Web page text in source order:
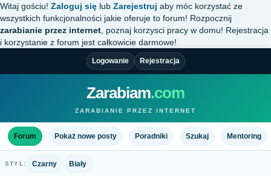
Witaj gościu! Zaloguj się lub Zarejestruj aby móc korzystać ze
wszystkich funkcjonalności jakie oferuje to forum! Rozpocznij
zarabianie przez internet , poznaj korzysci pracy w domu! Rejestracja
i korzystanie z forum jest całkowicie darmowe!
Logowanie Rejestracja
Zarabiam.com
ZARABIANIE PRZEZ INTERNET
Forum Pokaż nowe posty Poradniki Szukaj Mentoring
STYL: Czarny Biały